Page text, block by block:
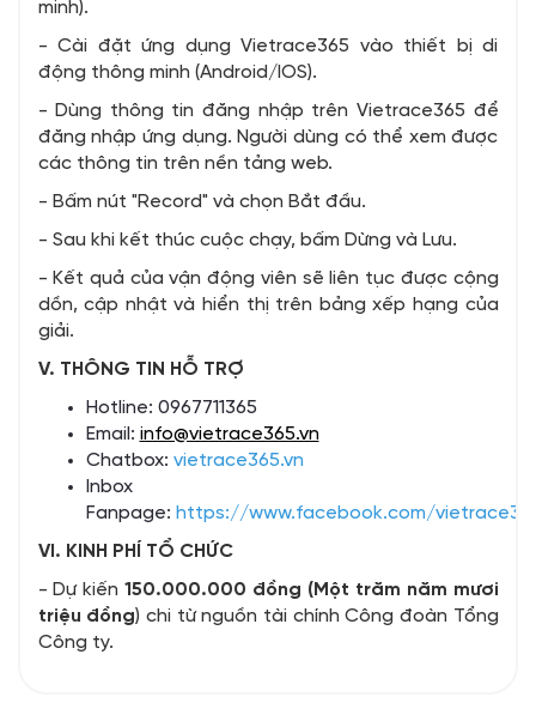
minh).
- Cài đặt ứng dụng Vietrace365 vào thiết bị di
động thông minh (Android/IOS).
- Dùng thông tin đăng nhập trên Vietrace365 để
đăng nhập ứng dụng. Người dùng có thể xem được
các thông tin trên nền tảng web.
- Bấm nút "Record" và chọn Bắt đầu.
- Sau khi kết thúc cuộc chạy, bấm Dừng và Lưu.
- Kết quả của vận động viên sẽ liên tục được cộng
dồn, cập nhật và hiển thị trên bảng xếp hạng của
giải.
V. THÔNG TIN HỖ TRỢ
Hotline: 0967711365
Email: info@vietrace365.vn
Chatbox: vietrace365.vn
Inbox
Fanpage: https://www.facebook.com/
VI. KINH PHÍ TỔ CHỨC
- Dự kiến150.000.000 đồng (Một trăm năm mươi
triệu đồng) chi từ nguồn tài chính Công đoàn Tổng
Công ty.